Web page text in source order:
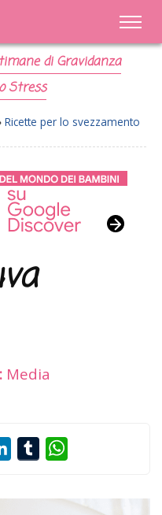
di Gravidanza
Stress
Ricette per lo svezzamento
Media
LinkedInTumblr